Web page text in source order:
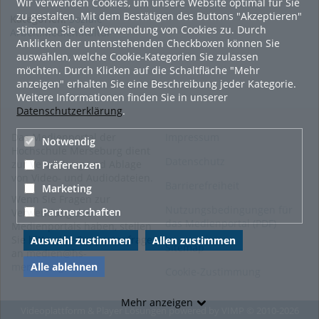
zu gestalten. Mit dem Bestätigen des Buttons "Akzeptieren"
stimmen Sie der Verwendung von Cookies zu. Durch
Anklicken der untenstehenden Checkboxen können Sie
auswählen, welche Cookie-Kategorien Sie zulassen
möchten. Durch Klicken auf die Schaltfläche "Mehr
anzeigen" erhalten Sie eine Beschreibung jeder Kategorie.
Weitere Informationen finden Sie in unserer
Datenschutzerklärung.
Notwendig
Präferenzen
Marketing
Partnerschaften
Auswahl zustimmen
Allen zustimmen
Alle ablehnen
Mehr anzeigen
Kategorien: Soziale
Arbeit.Medien.Kultur
Das Medienportal der
Hochschule Merseburg dient
zur Verwaltung und Ablage
Wenn Sie Fragen zur
Verwendung des
Medienportals haben, stellen
Sie bitte eine Supportanfrage
anmedien@hs-
merseburg.de.
das Medienportal (PDF)
Sitemap
Videoplattform & Player Lösungen powered by